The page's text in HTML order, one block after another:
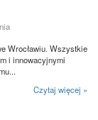
Wrocławiu. Wszystkie
i innowacyjnymi
Czytaj więcej »